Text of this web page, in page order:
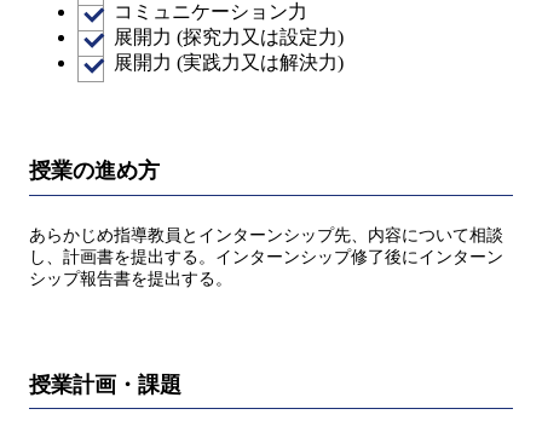
コミュニケーション力
展開力 (探究力又は設定力)
展開力 (実践力又は解決力)
授業の進め方
あらかじめ指導教員とインターンシップ先、内容について相談
し、計画書を提出する。インターンシップ修了後にインターン
シップ報告書を提出する。
授業計画・課題